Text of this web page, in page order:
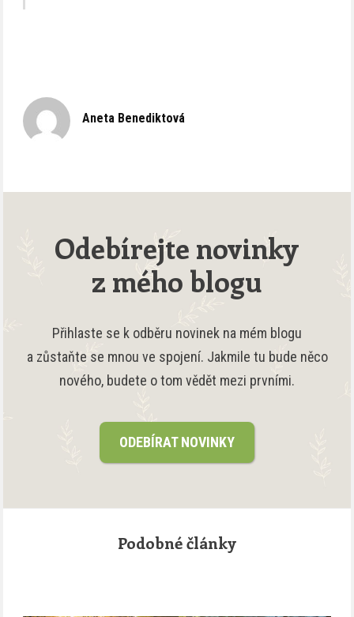
Aneta Benediktová
Odebírejte novinky
z mého blogu
Přihlaste se k odběru novinek na mém blogu
a zůstaňte se mnou ve spojení. Jakmile tu bude něco
nového, budete o tom vědět mezi prvními.
ODEBÍRAT NOVINKY
Podobné články